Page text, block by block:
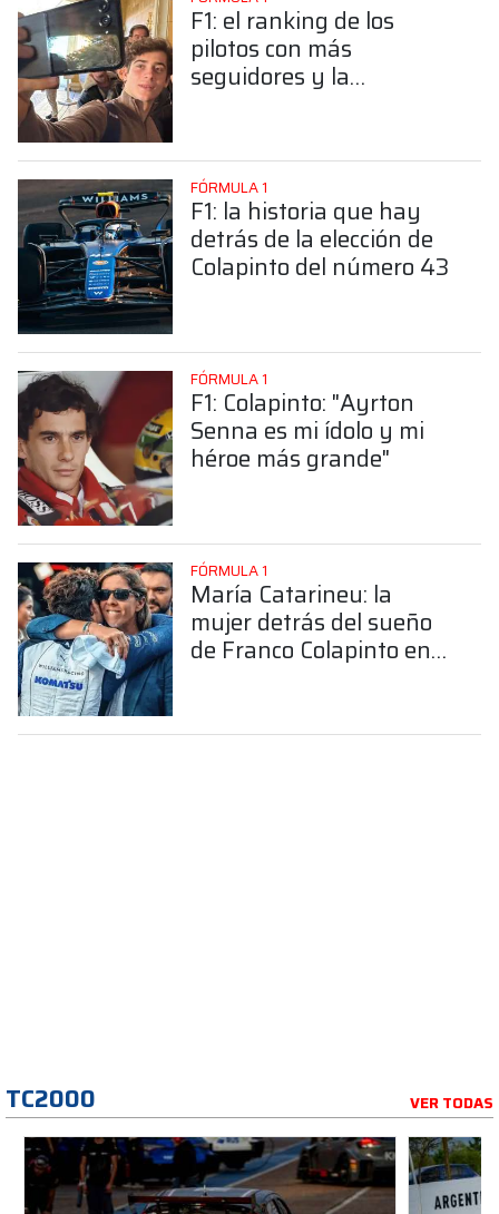
F1: el ranking de los
pilotos con más
seguidores y la
FÓRMULA 1
F1: la historia que hay
detrás de la elección de
Colapinto del número 43
FÓRMULA 1
F1: Colapinto: "Ayrton
Senna es mi ídolo y mi
héroe más grande"
FÓRMULA 1
María Catarineu: la
mujer detrás del sueño
de Franco Colapinto en
TC2000 VER TODAS